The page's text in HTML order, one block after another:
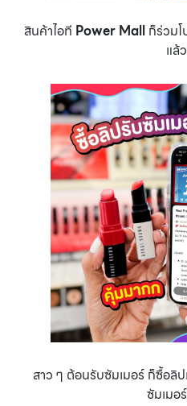
สินค้าไอที Power Mall ก็ร่วม
แล้
สาว ๆ ต้อนรับซัมเมอร์ ก็ซื้อลิ
ซัมเมอ